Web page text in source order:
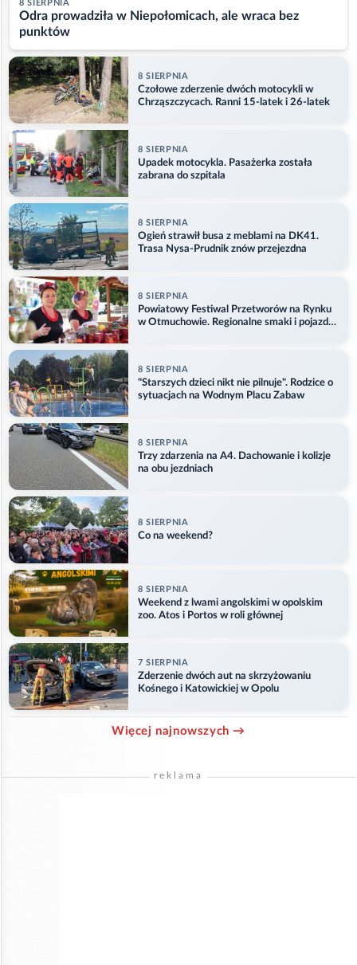
8 SIERPNIA
Odra prowadziła w Niepołomicach, ale wraca bez
punktów
8 SIERPNIA
Czołowe zderzenie dwóch motocykli w
Chrząszczycach. Ranni 15-latek i 26-latek
8 SIERPNIA
Upadek motocykla. Pasażerka została
zabrana do szpitala
8 SIERPNIA
Ogień strawił busa z meblami na DK41.
Trasa Nysa-Prudnik znów przejezdna
8 SIERPNIA
Powiatowy Festiwal Przetworów na Rynku
w Otmuchowie. Regionalne smaki i pojazdy
8 SIERPNIA
"Starszych dzieci nikt nie pilnuje". Rodzice o
sytuacjach na Wodnym Placu Zabaw
8 SIERPNIA
Trzy zdarzenia na A4. Dachowanie i kolizje
na obu jezdniach
8 SIERPNIA
Co na weekend?
8 SIERPNIA
Weekend z lwami angolskimi w opolskim
zoo. Atos i Portos w roli głównej
7 SIERPNIA
Zderzenie dwóch aut na skrzyżowaniu
Kośnego i Katowickiej w Opolu
Więcej najnowszych →
reklama